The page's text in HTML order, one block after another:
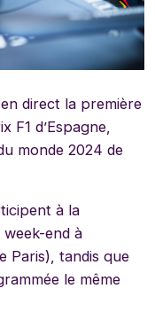
direct la première
F1 d’Espagne,
monde 2024 de
à la
week-end à
Paris), tandis que
le même